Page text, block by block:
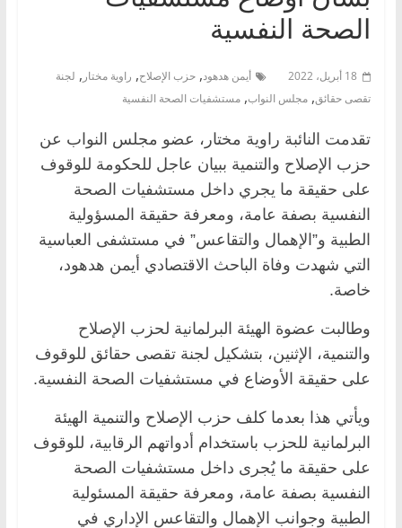
الصحة النفسية
18 أبريل، 2022 أيمن هدهود, حزب الإصلاح, راوية مختار , لجنة
تقصى حقائق, مجلس النواب, مستشفيات الصحة النفسية
تقدمت النائبة راوية مختار، عضو مجلس النواب عن
حزب الإصلاح والتنمية ببيان عاجل للحكومة للوقوف
على حقيقة ما يجري داخل مستشفيات الصحة
النفسية بصفة عامة، ومعرفة حقيقة المسؤولية
الطبية و”الإهمال والتقاعس” في مستشفى العباسية
التي شهدت وفاة الباحث الاقتصادي أيمن هدهود،
خاصة.
وطالبت عضوة الهيئة البرلمانية لحزب الإصلاح
والتنمية، الإثنين، بتشكيل لجنة تقصى حقائق للوقوف
على حقيقة الأوضاع في مستشفيات الصحة النفسية.
ويأتي هذا بعدما كلف حزب الإصلاح والتنمية الهيئة
البرلمانية للحزب باستخدام أدواتهم الرقابية، للوقوف
على حقيقة ما يُجرى داخل مستشفيات الصحة
النفسية بصفة عامة، ومعرفة حقيقة المسئولية
الطبية وجوانب الإهمال والتقاعس الإداري في